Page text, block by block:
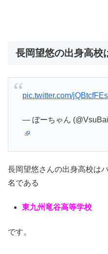
長岡望悠の出身高校
pic.twitter.com/
— ぼーちゃん
長岡望悠さんの出身高校は
名である
東九州竜谷高等学校
です。